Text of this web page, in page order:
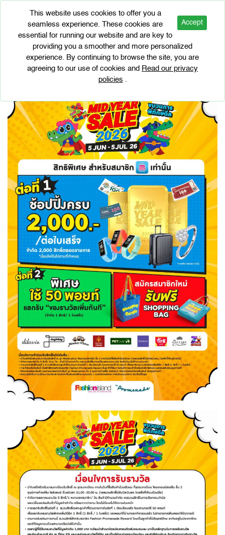
Accept
This website uses cookies to offer you a
seamless experience. These cookies are
essential for running our website and are key to
providing you a smoother and more personalized
experience. By continuing to browse the site, you are
agreeing to our use of cookies and Read our privacy
policies .
BRAND PROMOTIONS
Mid Year Sale 2026